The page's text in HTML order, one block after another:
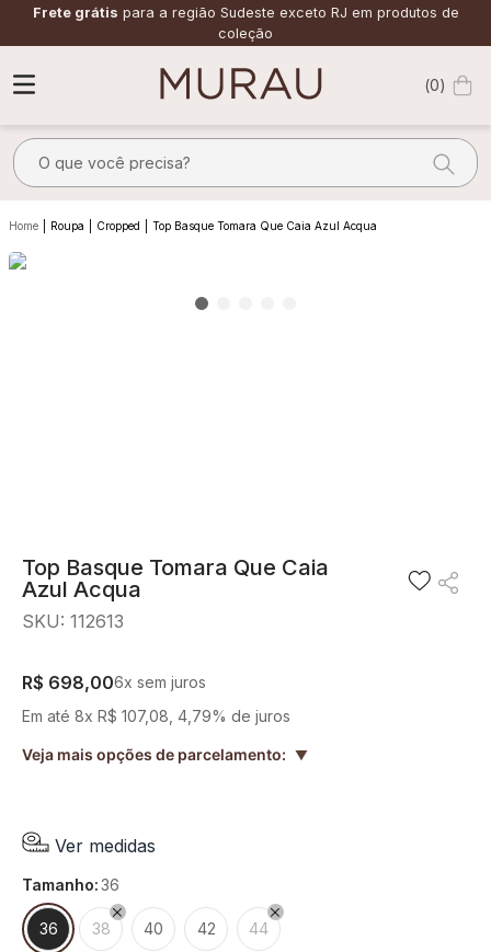
Frete grátis para a região Sudeste exceto RJ em produtos de
coleção
0
O que você precisa?
Roupa Cropped Top Basque Tomara Que Caia Azul Acqua
Top Basque Tomara Que Caia
Azul Acqua
SKU: 112613
R$ 698,006x sem juros
Em até 8x R$ 107,08 4,79% de juros
Veja mais opções de parcelamento: ▲
Ver medidas
tamanho:36
36 38 40 42 44
10º blusa